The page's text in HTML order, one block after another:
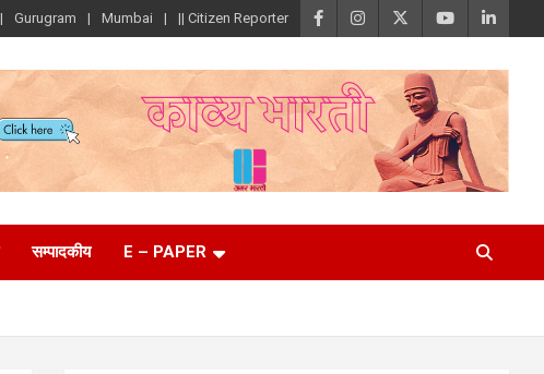
Gurugram Mumbai || Citizen Reporter
सम्पादकीय E – PAPER